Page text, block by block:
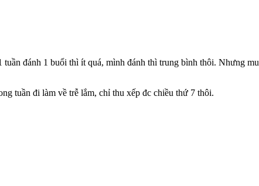
đánh 1 buổi thì ít quá, mình đánh thì trung bình thôi. Nhưng
tuần đi làm về trễ lắm, chỉ thu xếp đc chiều thứ 7 thôi.